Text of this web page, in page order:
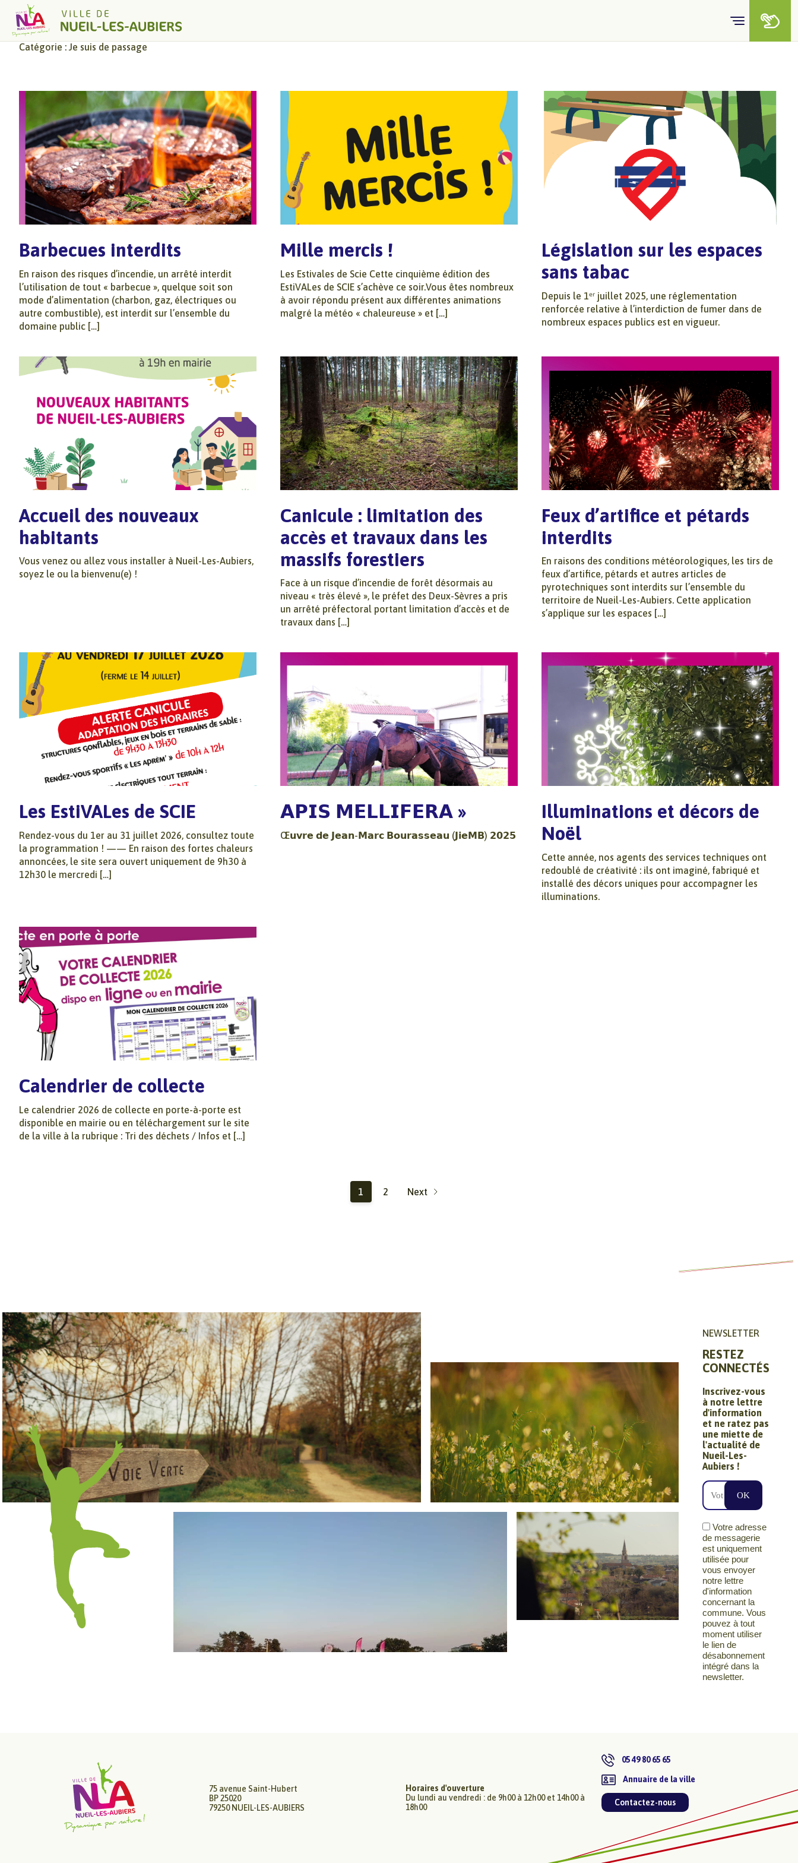
Skip to content
Catégorie : Je suis de passage
Barbecues interdits
En raison des risques d’incendie, un arrêté interdit
l’utilisation de tout « barbecue », quelque soit son
mode d’alimentation (charbon, gaz, électriques ou
autre combustible), est interdit sur l’ensemble du
domaine public […]
Mille mercis !
Les Estivales de Scie Cette cinquième édition des
EstiVALes de SCIE s’achève ce soir.Vous êtes nombreux
à avoir répondu présent aux différentes animations
malgré la météo « chaleureuse » et […]
Législation sur les espaces
sans tabac
Depuis le 1ᵉʳ juillet 2025, une réglementation
renforcée relative à l’interdiction de fumer dans de
nombreux espaces publics est en vigueur.
Accueil des nouveaux
habitants
Vous venez ou allez vous installer à Nueil-Les-Aubiers,
soyez le ou la bienvenu(e) !
Canicule : limitation des
accès et travaux dans les
massifs forestiers
Face à un risque d’incendie de forêt désormais au
niveau « très élevé », le préfet des Deux-Sèvres a pris
un arrêté préfectoral portant limitation d’accès et de
travaux dans […]
Feux d’artifice et pétards
interdits
En raisons des conditions météorologiques, les tirs de
feux d’artifice, pétards et autres articles de
pyrotechniques sont interdits sur l’ensemble du
territoire de Nueil-Les-Aubiers. Cette application
s’applique sur les espaces […]
Les EstiVALes de SCIE
Rendez-vous du 1er au 31 juillet 2026, consultez toute
la programmation ! —— En raison des fortes chaleurs
annoncées, le site sera ouvert uniquement de 9h30 à
12h30 le mercredi […]
𝗔𝗣𝗜𝗦 𝗠𝗘𝗟𝗟𝗜𝗙𝗘𝗥𝗔 »
Œ𝘂𝘃𝗿𝗲 𝗱𝗲 𝗝𝗲𝗮𝗻-𝗠𝗮𝗿𝗰 𝗕𝗼𝘂𝗿𝗮𝘀𝘀𝗲𝗮𝘂 (𝗝𝗶𝗲𝗠𝗕) 𝟮𝟬𝟮𝟱
Illuminations et décors de
Noël
Cette année, nos agents des services techniques ont
redoublé de créativité : ils ont imaginé, fabriqué et
installé des décors uniques pour accompagner les
illuminations.
Calendrier de collecte
Le calendrier 2026 de collecte en porte-à-porte est
disponible en mairie ou en téléchargement sur le site
de la ville à la rubrique : Tri des déchets / Infos et […]
1 2 Next
Ville nature
NEWSLETTER
RESTEZ
CONNECTÉS
Inscrivez-vous
à notre lettre
d'information
et ne ratez pas
une miette de
l'actualité de
Nueil-Les-
Aubiers !
Votre adresse
de messagerie
est uniquement
utilisée pour
vous envoyer
notre lettre
d'information
concernant la
commune. Vous
pouvez à tout
moment utiliser
le lien de
désabonnement
intégré dans la
newsletter.
75 avenue Saint-Hubert
BP 25020
79250 NUEIL-LES-AUBIERS
Horaires d'ouverture
Du lundi au vendredi : de 9h00 à 12h00 et 14h00 à
18h00
05 49 80 65 65
Annuaire de la ville
Contactez-nous